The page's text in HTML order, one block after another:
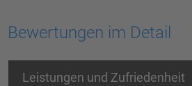
Bewertungen im Detail
Leistungen und Zufriedenheit